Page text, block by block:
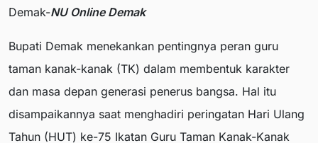
Demak-NU Online Demak
Bupati Demak menekankan pentingnya peran guru
taman kanak-kanak (TK) dalam membentuk karakter
dan masa depan generasi penerus bangsa. Hal itu
disampaikannya saat menghadiri peringatan Hari Ulang
Tahun (HUT) ke-75 Ikatan Guru Taman Kanak-Kanak